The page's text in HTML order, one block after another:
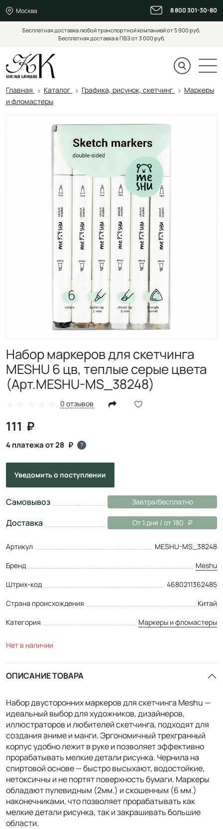
Москва 8 800 301-30-80
Бесплатная доставка любой транспортной компанией от 5 900 руб.
Бесплатная доставка в ПВЗ от 3 000 руб.
Главная Каталог Графика, рисунок, скетчинг
Маркеры
и фломастеры
Набор маркеров для скетчинга
MESHU 6 цв, теплые серые цвета
(Арт.MESHU-MS_38248)
0 отзывов
111
4 платежа от 28 ?
Уведомитьо поступлении
Самовывоз Завтра/бесплатно
Доставка От 1 дня / от 180
Артикул
MESHU-MS_38248
Бренд
Meshu
Штрих-код
4680211362485
Страна происхождения
Китай
Категория
Маркеры и фломастеры
Нет в наличии
ОПИСАНИЕ ТОВАРА
Набор двусторонних маркеров для скетчинга Meshu —
идеальный выбор для художников, дизайнеров,
иллюстраторов и любителей скетчинга, подходят для
создания аниме и манги. Эргономичный трехгранный
корпус удобно лежит в руке и позволяет эффективно
прорабатывать мелкие детали рисунка. Чернила на
спиртовой основе — быстро высыхают, водостойкие,
нетоксичны и не портят поверхность бумаги. Маркеры
обладают пулевидным (2мм.) и скошенным (6 мм.)
наконечниками, что позволяет прорабатывать как
мелкие детали рисунка, так и закрашивать большие
области.